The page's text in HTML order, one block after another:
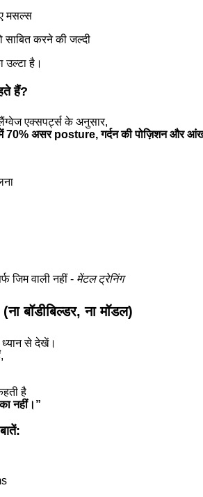
मसल्स
साबित करने की जल्दी
है।
हैं?
एक्सपर्ट्स के अनुसार,
70% असर posture, गर्दन की पोज़िशन और
जिम वाली नहीं - मेंटल ट्रेनिंग
बॉडीबिल्डर, ना मॉडल)
ध्यान से देखें।
है
नहीं।”